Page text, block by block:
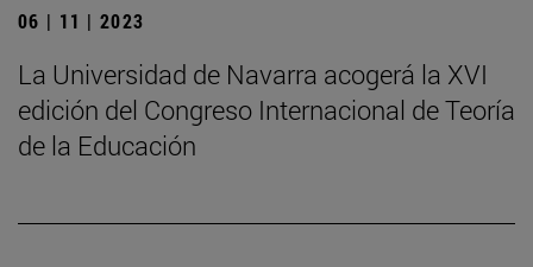
06 | 11 | 2023
La Universidad de Navarra acogerá la XVI
edición del Congreso Internacional de Teoría
de la Educación